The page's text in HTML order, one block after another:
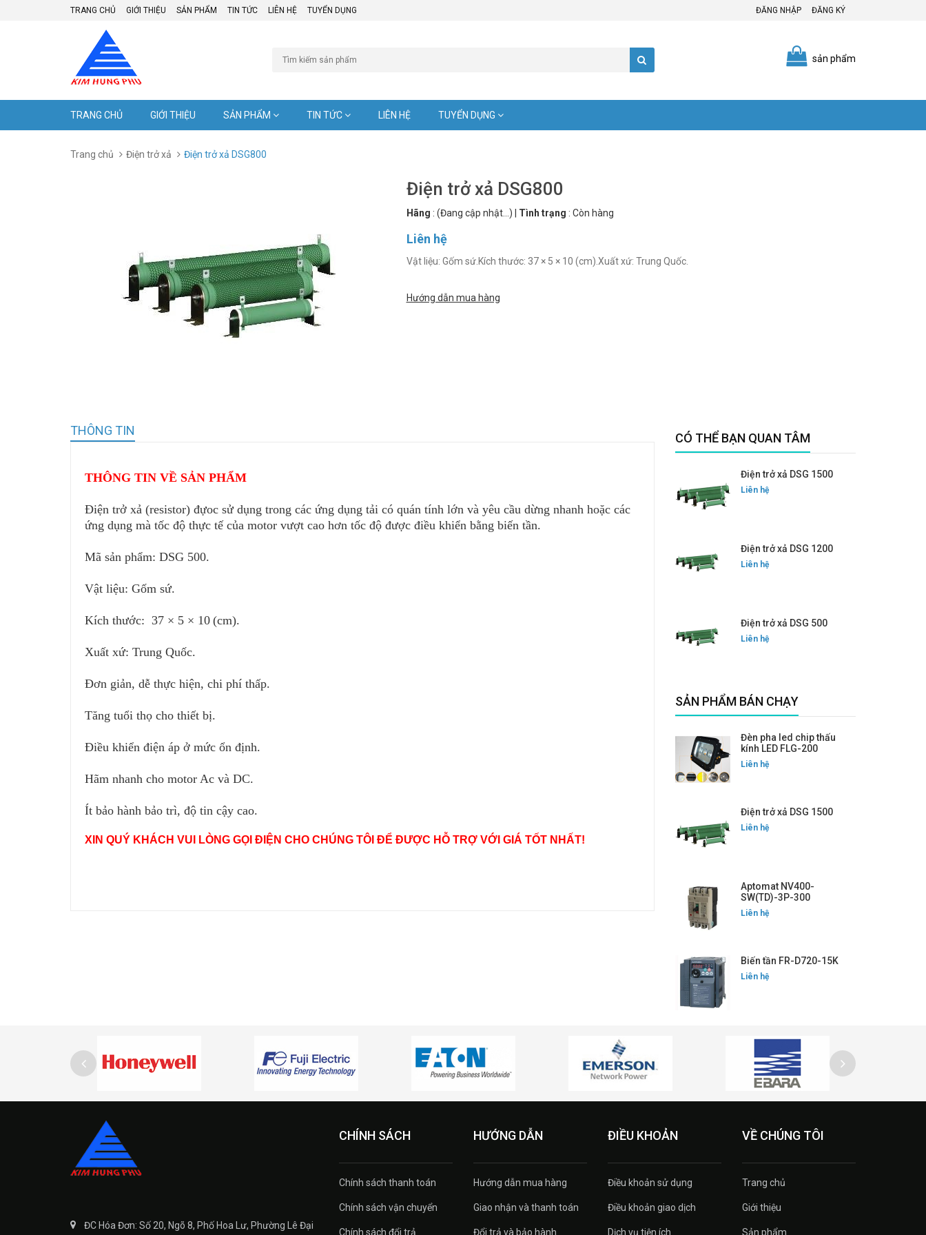
TRANG CHỦ GIỚI THIỆU SẢN PHẨM TIN TỨC LIÊN HỆ TUYỂN DỤNG ĐĂNG NHẬP ĐĂNG KÝ
sản phẩm
TRANG CHỦ GIỚI THIỆU SẢN PHẨM TIN TỨC LIÊN HỆ TUYỂN DỤNG
Trang chủ Điện trở xả Điện trở xả DSG800
Điện trở xả DSG800
Hãng : (Đang cập nhật...) Tình trạng : Còn hàng
Liên hệ
Vật liệu: Gốm sứ.Kích thước: 37 × 5 × 10 (cm).Xuất xứ: Trung Quốc.
Hướng dẫn mua hàng
THÔNG TIN
THÔNG TIN VỀ SẢN PHẨM
Điện trở xả (resistor) đựoc sử dụng trong các ứng dụng tải có quán tính lớn và yêu cầu dừng nhanh hoặc các
ứng dụng mà tốc độ thực tế của motor vượt cao hơn tốc độ được điều khiển bằng biến tần.
Mã sản phẩm: DSG 500.
Vật liệu: Gốm sứ.
Kích thước: 37 × 5 × 10 (cm).
Xuất xứ: Trung Quốc.
Đơn giản, dễ thực hiện, chi phí thấp.
Tăng tuổi thọ cho thiết bị.
Điều khiển điện áp ở mức ổn định.
Hãm nhanh cho motor Ac và DC.
Ít bảo hành bảo trì, độ tin cậy cao.
XIN QUÝ KHÁCH VUI LÒNG GỌI ĐIỆN CHO CHÚNG TÔI ĐỂ ĐƯỢC HỖ TRỢ VỚI GIÁ TỐT NHẤT!
CÓ THỂ BẠN QUAN TÂM
Điện trở xả DSG 1500
Liên hệ
Điện trở xả DSG 1200
Liên hệ
Điện trở xả DSG 500
Liên hệ
SẢN PHẨM BÁN CHẠY
Đèn pha led chip thấu
kính LED FLG-200
Liên hệ
Điện trở xả DSG 1500
Liên hệ
Aptomat NV400-
SW(TD)-3P-300
Liên hệ
Biến tần FR-D720-15K
Liên hệ
ĐC Hóa Đơn: Số 20, Ngõ 8, Phố Hoa Lư, Phường Lê Đại
CHÍNH SÁCH
Chính sách thanh toán
Chính sách vận chuyển
Chính sách đổi trả
HƯỚNG DẪN
Hướng dẫn mua hàng
Giao nhận và thanh toán
Đổi trả và bảo hành
ĐIỀU KHOẢN
Điều khoản sử dụng
Điều khoản giao dịch
Dịch vụ tiện ích
VỀ CHÚNG TÔI
Trang chủ
Giới thiệu
Sản phẩm